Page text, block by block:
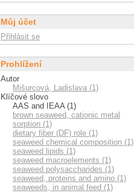
Můj účet
Přihlásit se
Prohlížení
Autor
Mišurcová, Ladislava (1)
Klíčové slovo
AAS and IEAA (1)
brown seaweed, cationic metal
sorption (1)
dietary fiber (DF) role (1)
seaweed chemical composition (1)
seaweed lipids (1)
seaweed macroelements (1)
seaweed polysaccharides (1)
seaweed, proteins and amino (1)
seaweeds, in animal feed (1)